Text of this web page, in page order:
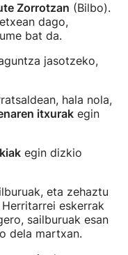
Zorrotzan (Bilbo).
dago,
bat da.
jasotzeko,
hala nola,
itxurakegin
egin dizkio
eta zehaztu
eskerrak
sailburuak esan
dela martxan.